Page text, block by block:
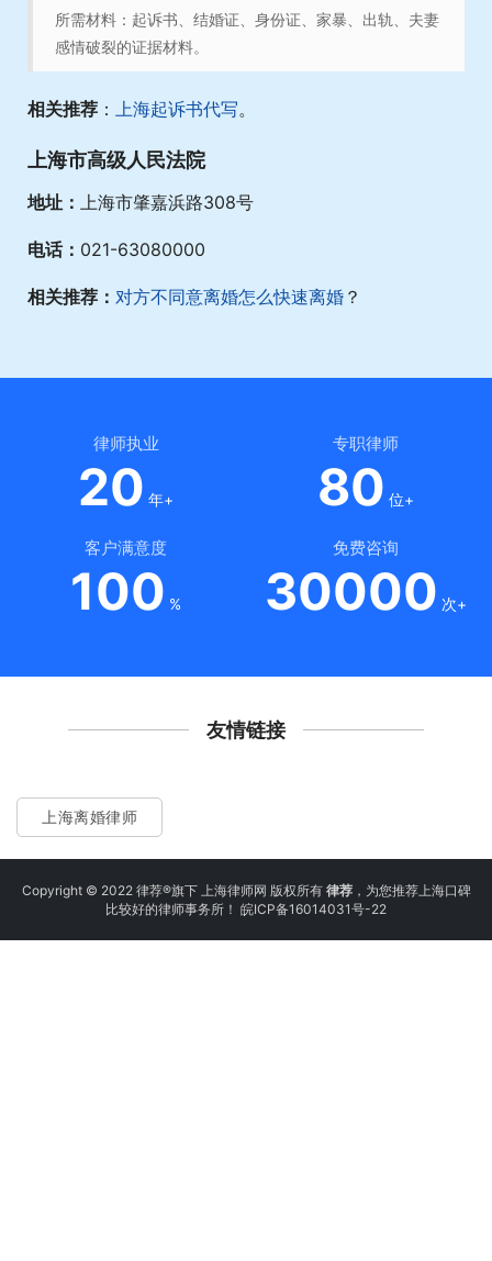
所需材料：起诉书、结婚证、身份证、家暴、出轨、夫妻
感情破裂的证据材料。
相关推荐 ： 上海起诉书代写。
上海市高级人民法院
地址：
上海市肇嘉浜路308号
电话： 021-63080000
相关推荐： 对方不同意离婚怎么快速离婚 ？
律师执业
20 年+
专职律师
80 位+
客户满意度
100 %
免费咨询
30000 次+
友情链接
上海离婚律师
Copyright © 2022 律荐®旗下 上海律师网 版权所有 律荐，为您推荐上海口碑
比较好的律师事务所！ 皖ICP备16014031号-22